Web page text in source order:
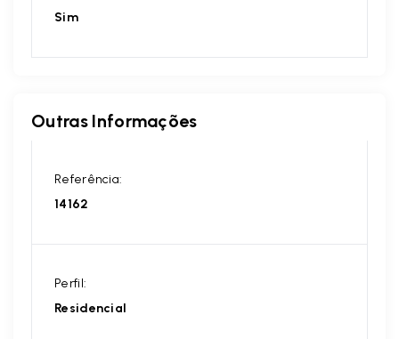
Sim
Outras Informações
Referência:
14162
Perfil:
Residencial